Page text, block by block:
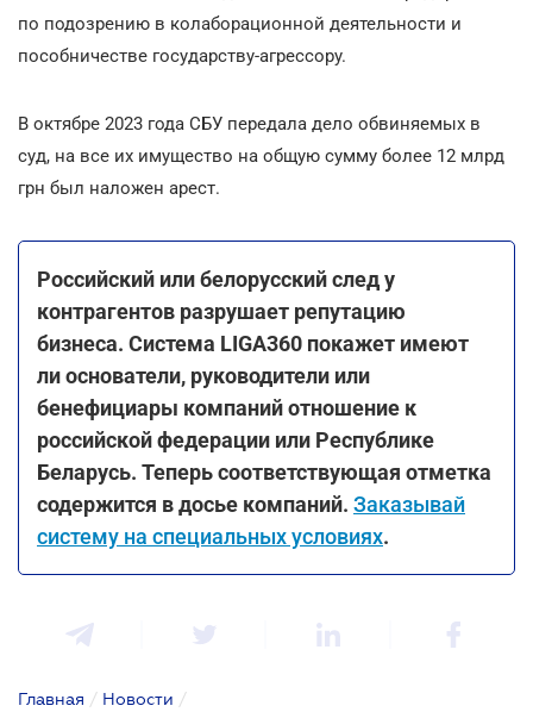
по подозрению в колаборационной деятельности и
пособничестве государству-агрессору.
В октябре 2023 года СБУ передала дело обвиняемых в
суд, на все их имущество на общую сумму более 12 млрд
грн был наложен арест.
Российский или белорусский след у
контрагентов разрушает репутацию
бизнеса. Система LIGA360 покажет имеют
ли основатели, руководители или
бенефициары компаний отношение к
российской федерации или Республике
Беларусь. Теперь соответствующая отметка
содержится в досье компаний. Заказывай
систему на специальных условиях.
Главная / Новости /